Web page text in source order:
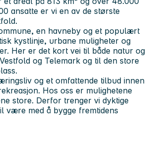
ansatte er vi en av de største
en havneby og et populært
kystlinje, urbane muligheter og
Her er det kort vei til både natur og
og Telemark og til den store
og et omfattende tilbud innen
Hos oss er mulighetene
store. Derfor trenger vi dyktige
være med å bygge fremtidens